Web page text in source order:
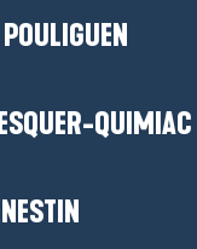
QUIMIAC
Mer